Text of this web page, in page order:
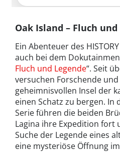
Oak Island – Fluch und
Ein Abenteuer des
auch bei dem
Fluch und Legende“. Seit
versuchen Forschende
geheimnisvollen Insel der
einen Schatz zu bergen. In
Serie führen die beiden
Lagina ihre Expedition fort
Suche der Legende eines
eine mysteriöse Öffnung